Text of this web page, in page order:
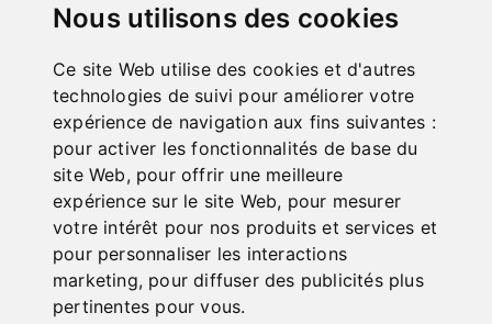
Nous utilisons des cookies
Ce site Web utilise des cookies et d'autres
technologies de suivi pour améliorer votre
expérience de navigation aux fins suivantes :
pour activer les fonctionnalités de base du
site Web, pour offrir une meilleure
expérience sur le site Web, pour mesurer
votre intérêt pour nos produits et services et
pour personnaliser les interactions
marketing, pour diffuser des publicités plus
pertinentes pour vous.
RT 3 T
Art. No. : 14-2216
457,20 €
incl. 20% VAT